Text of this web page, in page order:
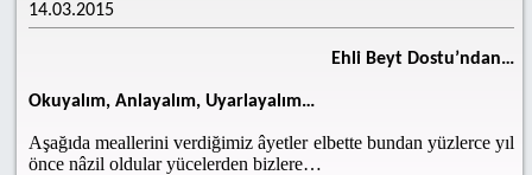
14.03.2015
Ehli Beyt Dostu’ndan…
Okuyalım, Anlayalım, Uyarlayalım…
Aşağıda meallerini verdiğimiz âyetler elbette bundan yüzlerce yıl
önce nâzil oldular yücelerden bizlere…